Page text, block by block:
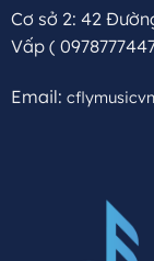
Cơ sở 2: 42
Vấp(
Email: